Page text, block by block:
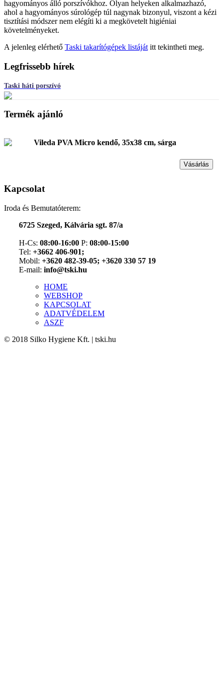
hagyományos álló porszívókhoz. Olyan helyeken alkalmazhazó,
ahol a hagyományos súrológép túl nagynak bizonyul, viszont a kézi
tisztítási módszer nem elégíti ki a megkövetelt higiéniai
követelményeket.
A jelenleg elérhető Taski takarítógépek listáját itt tekintheti meg.
Legfrissebb hírek
Taski háti porszívó
Termék ajánló
Vileda PVA Micro kendő, 35x38 cm, sárga
Vásárlás
Kapcsolat
Iroda és Bemutatóterem:
6725 Szeged, Kálvária sgt. 87/a
H-Cs: 08:00-16:00 P: 08:00-15:00
Tel: +3662 406-901;
Mobil: +3620 482-39-05; +3620 330 57 19
E-mail: info@tski.hu
HOME
WEBSHOP
KAPCSOLAT
ADATVÉDELEM
ASZF
© 2018 Silko Hygiene Kft. | tski.hu